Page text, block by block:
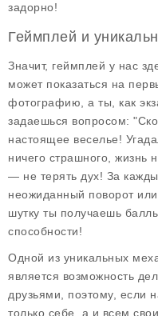
задорно!
Геймплей и
Значит, геймплей у нас
может показаться на
фотографию, а ты, как
задаешься вопросом:
настоящее веселье!
ничего страшного, жизнь
— не терять дух! За
неожиданный поворот
шутку ты получаешь
способности!
Одной из уникальных
является возможность
друзьями, поэтому, если
только себе, а и всем